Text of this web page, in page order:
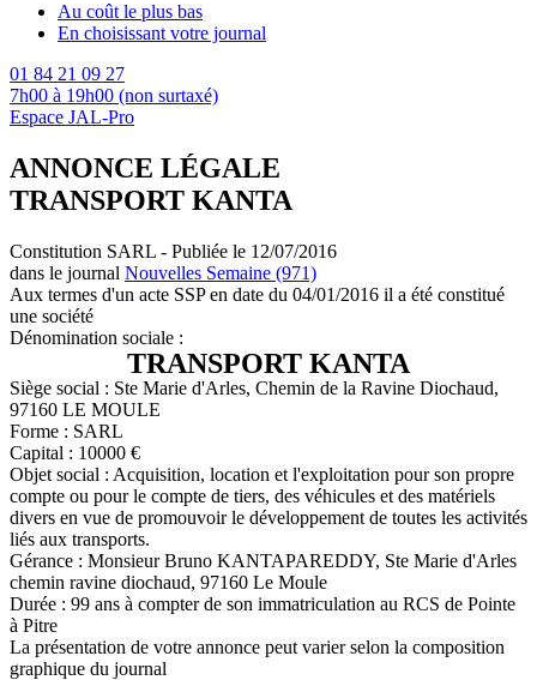
Au coût le plus bas
En choisissant votre journal
01 84 21 09 27
7h00 à 19h00 (non surtaxé)
Espace JAL-Pro
ANNONCE LÉGALE
TRANSPORT KANTA
Constitution SARL - Publiée le 12/07/2016
dans le journal Nouvelles Semaine (971)
Aux termes d'un acte SSP en date du 04/01/2016 il a été constitué
une société
Dénomination sociale :
TRANSPORT KANTA
Siège social : Ste Marie d'Arles, Chemin de la Ravine Diochaud,
97160 LE MOULE
Forme : SARL
Capital : 10000 €
Objet social : Acquisition, location et l'exploitation pour son propre
compte ou pour le compte de tiers, des véhicules et des matériels
divers en vue de promouvoir le développement de toutes les activités
liés aux transports.
Gérance : Monsieur Bruno KANTAPAREDDY, Ste Marie d'Arles
chemin ravine diochaud, 97160 Le Moule
Durée : 99 ans à compter de son immatriculation au RCS de Pointe
à Pitre
La présentation de votre annonce peut varier selon la composition
graphique du journal